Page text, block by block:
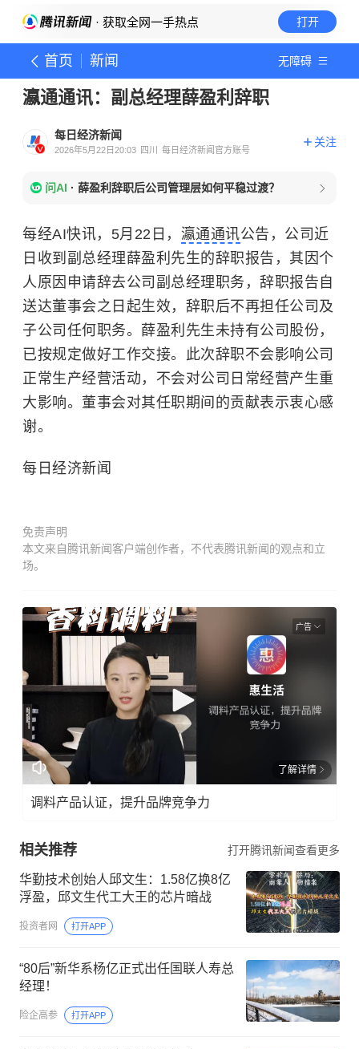
· 获取全网一手热点 打开
首页 新闻 无障碍
瀛通通讯：副总经理薛盈利辞职
每日经济新闻
2026年5月22日20:03 四川 每日经济新闻官方账号
关注
问AI · 薛盈利辞职后公司管理层如何平稳过渡？
每经AI快讯，5月22日， 瀛通通讯公告，公司近
日收到副总经理薛盈利先生的辞职报告，其因个
人原因申请辞去公司副总经理职务，辞职报告自
送达董事会之日起生效，辞职后不再担任公司及
子公司任何职务。薛盈利先生未持有公司股份，
已按规定做好工作交接。此次辞职不会影响公司
正常生产经营活动，不会对公司日常经营产生重
大影响。董事会对其任职期间的贡献表示衷心感
谢。
每日经济新闻
免责声明
本文来自腾讯新闻客户端创作者，不代表腾讯新闻的观点和立
场。
广告
了解详情
调料产品认证，提升品牌竞争力
相关推荐 打开腾讯新闻查看更多
华勤技术创始人邱文生：1.58亿换8亿
浮盈，邱文生代工大王的芯片暗战
投资者网 打开APP
“80后”新华系杨亿正式出任国联人寿总
经理！
险企高参 打开APP